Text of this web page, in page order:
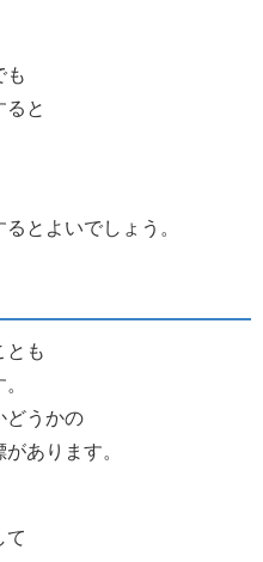
も
ると
とよいでしょう。
とも
どうかの
あります。
て